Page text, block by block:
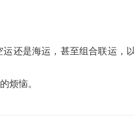
还是海运，甚至组合联运，
烦恼。